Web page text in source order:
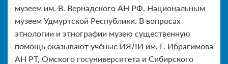
музеем им. В. Вернадского АН РФ, Национальным
музеем Удмуртской Республики. В вопросах
этнологии и этнографии музею существенную
помощь оказывают учёные ИЯЛИ им. Г. Ибрагимова
АН РТ, Омского госуниверситета и Сибирского